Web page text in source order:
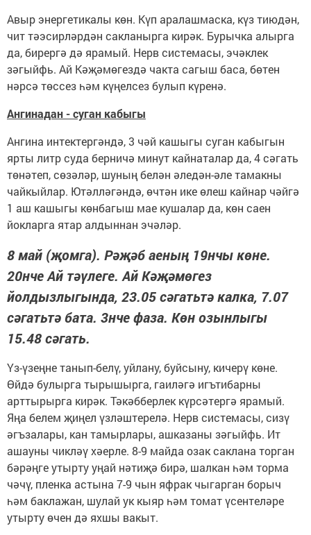
Авыр энергетикалы көн. Күп аралашмаска, күз тиюдән,
чит тәэсирләрдән сакланырга кирәк. Бурычка алырга
да, бирергә дә ярамый. Нерв системасы, эчәклек
зәгыйфь. Ай Кәҗәмөгездә чакта сагыш баса, бөтен
нәрсә төссез һәм күңелсез булып күренә.
Ангинадан - суган кабыгы
Ангина интектергәндә, 3 чәй кашыгы суган кабыгын
ярты литр суда берничә минут кайнаталар да, 4 сәгать
төнәтеп, сөзәләр, шуның белән әледән-әле тамакны
чайкыйлар. Ютәлләгәндә, өчтән ике өлеш кайнар чәйгә
1 аш кашыгы көнбагыш мае кушалар да, көн саен
йокларга ятар алдыннан эчәләр.
8 май (җомга). Рәҗәб аеның 19нчы көне.
20нче Ай тәүлеге. Ай Кәҗәмөгез
йолдызлыгында, 23.05 сәгатьтә калка, 7.07
сәгатьтә бата. 3нче фаза. Көн озынлыгы
15.48 сәгать.
Үз-үзеңне танып-белү, уйлану, буйсыну, кичерү көне.
Өйдә булырга тырышырга, гаиләгә игътибарны
арттырырга кирәк. Тәкәбберлек күрсәтергә ярамый.
Яңа белем җиңел үзләштерелә. Нерв системасы, сизү
әгъзалары, кан тамырлары, ашказаны зәгыйфь. Ит
ашауны чикләү хәерле. 8-9 майда озак саклана торган
бәрәңге утырту уңай нәтиҗә бирә, шалкан һәм торма
чәчү, пленка астына 7-9 чын яфрак чыгарган борыч
һәм баклажан, шулай ук кыяр һәм томат үсентеләре
утырту өчен дә яхшы вакыт.